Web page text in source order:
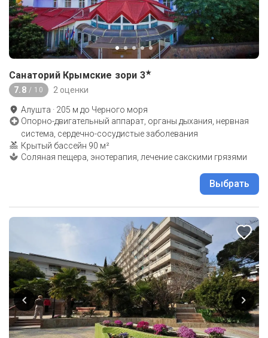
Санаторий Крымские зори 3★
7.8 / 10 2 оценки
Алушта · 205 м до Черного моря
Опорно-двигательный аппарат, органы дыхания, нервная
система, сердечно-сосудистые заболевания
Крытый бассейн 90 м²
Соляная пещера, энотерапия, лечение сакскими грязями
Выбрать